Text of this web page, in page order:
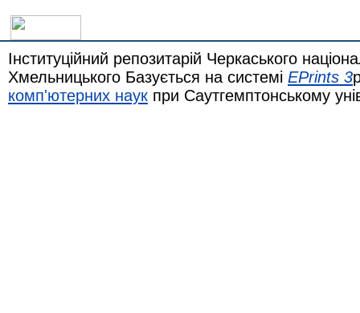
Інституційний репозитарій Черкаського
Хмельницького Базується на системі EPrints 3
комп'ютерних наук при Саутгемптонському